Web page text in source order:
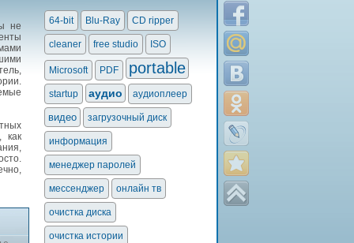
не
как
64-bit Blu-Ray CD ripper
cleaner free studio ISO
Microsoft PDF portable
startup аудио аудиоплеер
видео загрузочный диск
информация
менеджер паролей
мессенджер онлайн тв
очистка диска
очистка истории